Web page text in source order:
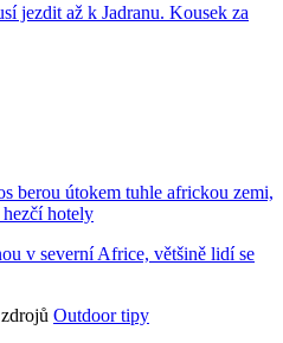
jezdit až k Jadranu. Kousek za
berou útokem tuhle africkou zemi,
hotely
v severní Africe, většině lidí se
Outdoor tipy